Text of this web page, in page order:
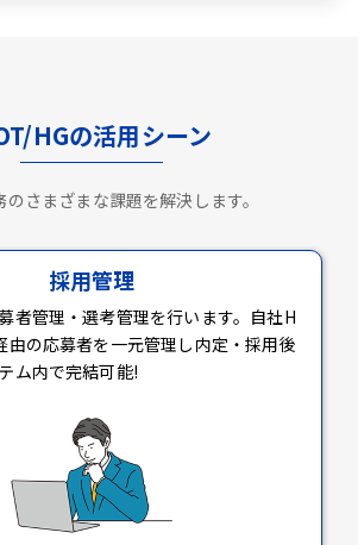
HGの活用シーン
のさまざまな課題を解決します。
採用管理
者管理・選考管理を行います。自社H
由の応募者を一元管理し内定・採用後
ム内で完結可能!